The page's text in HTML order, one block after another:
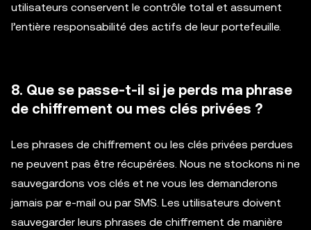
utilisateurs conservent le contrôle total et assument
l’entière responsabilité des actifs de leur portefeuille.
8. Que se passe-t-il si je perds ma phrase
de chiffrement ou mes clés privées ?
Les phrases de chiffrement ou les clés privées perdues
ne peuvent pas être récupérées. Nous ne stockons ni ne
sauvegardons vos clés et ne vous les demanderons
jamais par e-mail ou par SMS. Les utilisateurs doivent
sauvegarder leurs phrases de chiffrement de manière